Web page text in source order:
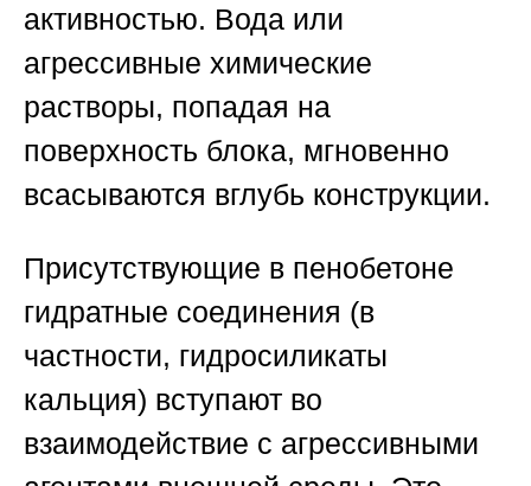
активностью. Вода или
агрессивные химические
растворы, попадая на
поверхность блока, мгновенно
всасываются вглубь конструкции.
Присутствующие в пенобетоне
гидратные соединения (в
частности, гидросиликаты
кальция) вступают во
взаимодействие с агрессивными